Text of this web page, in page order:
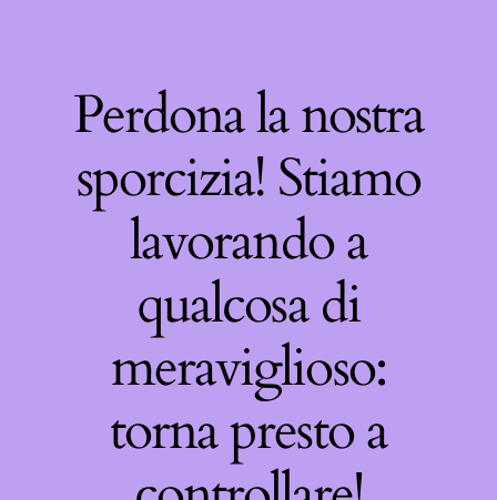
Perdona la nostra
sporcizia! Stiamo
lavorando a
qualcosa di
meraviglioso:
torna presto a